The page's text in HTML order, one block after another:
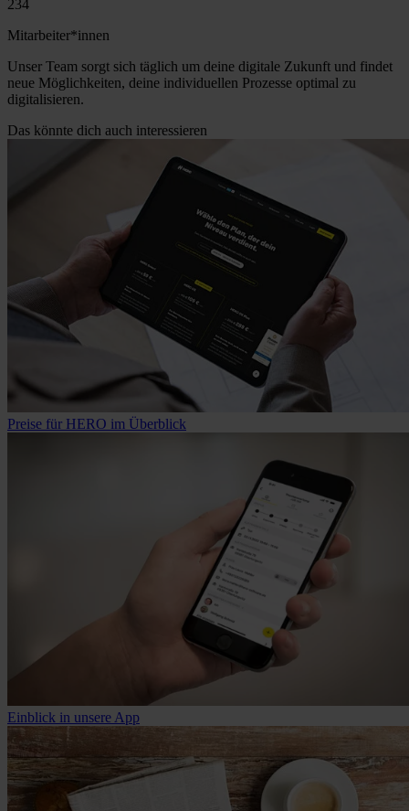
240
Mitarbeiter*innen
Unser Team sorgt sich täglich um deine digitale Zukunft und findet
neue Möglichkeiten, deine individuellen Prozesse optimal zu
digitalisieren.
Das könnte dich auch interessieren
Preise für HERO im Überblick
Einblick in unsere App